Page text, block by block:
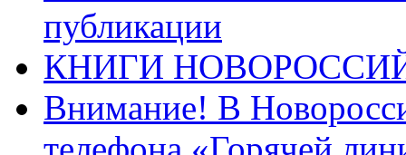
публикации
КНИГИ
Внимание! В